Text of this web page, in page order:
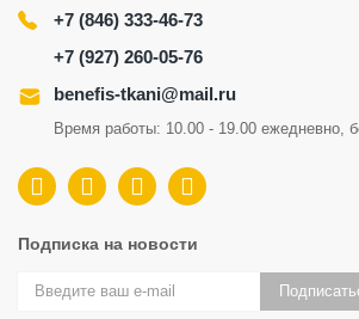
+7 (846) 333-46-73
+7 (927) 260-05-76
benefis-tkani@mail.ru
Время работы: 10.00 - 19.00 ежедневно,
Подписка на новости